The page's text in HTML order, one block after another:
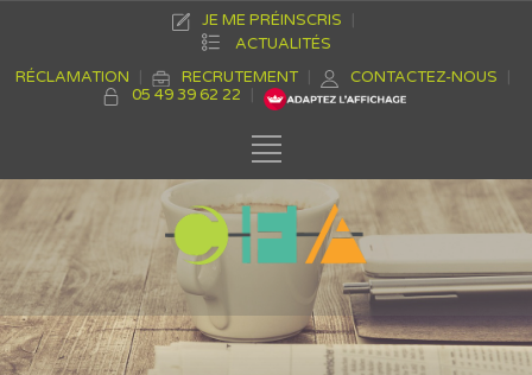
JE ME PRÉINSCRIS
ACTUALITÉS
RÉCLAMATION
RECRUTEMENT
CONTACTEZ-NOUS
05 49 39 62 22